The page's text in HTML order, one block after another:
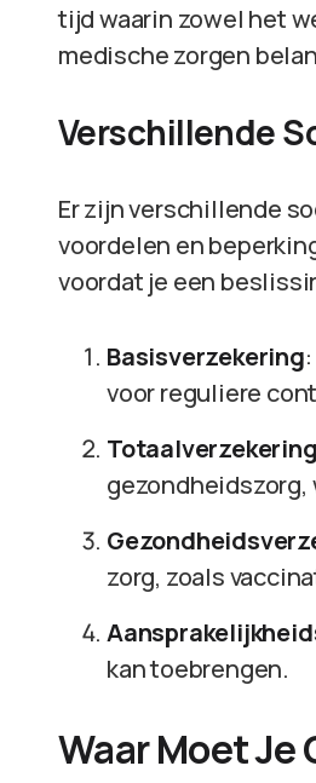
tijd waarin zowel het
medische zorgen
Verschillende
Er zijn verschillende
voordelen en
voordat je een
Basisverzekering
voor reguliere
Totaalverzekering
gezondheidszorg,
zorg, zoals
kan toebrengen.
Waar Moet Je